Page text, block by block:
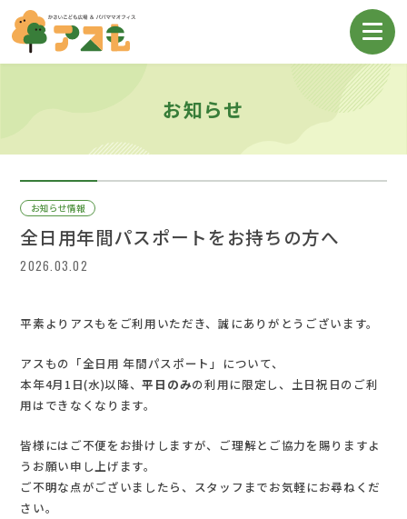
お知らせ
お知らせ情報
全日用年間パスポートをお持ちの方へ
2026.03.02
平素よりアスもをご利用いただき、誠にありがとうございます。
アスもの「全日用 年間パスポート」について、
本年4月1日(水)以降、平日のみの利用に限定し、土日祝日のご利
用はできなくなります。
皆様にはご不便をお掛けしますが、ご理解とご協力を賜りますよ
うお願い申し上げます。
ご不明な点がございましたら、スタッフまでお気軽にお尋ねくだ
さい。